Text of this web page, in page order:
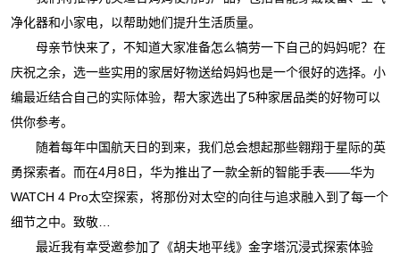
净化器和小家电，以帮助她们提升生活质量。
母亲节快来了，不知道大家准备怎么犒劳一下自己的妈妈呢？在
庆祝之余，选一些实用的家居好物送给妈妈也是一个很好的选择。小
编最近结合自己的实际体验，帮大家选出了5种家居品类的好物可以
供你参考。
随着每年中国航天日的到来，我们总会想起那些翱翔于星际的英
勇探索者。而在4月8日，华为推出了一款全新的智能手表——华为
WATCH 4 Pro太空探索，将那份对太空的向往与追求融入到了每一个
细节之中。致敬…
最近我有幸受邀参加了《胡夫地平线》金字塔沉浸式探索体验